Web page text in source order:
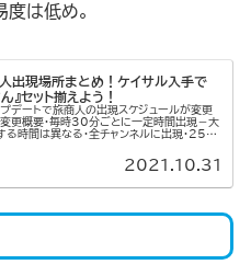
度は低め。
出現場所まとめ！ケイサル入手で
』セット揃えよう！
デートで旅商人の出現スケジュールが変更
変更概要・毎時30分ごとに一定時間出現－大
る時間は異なる・全チャンネルに出現・25分
2021.10.31